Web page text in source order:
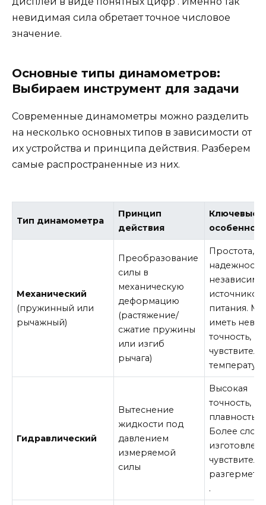
невидимая сила обретает точное числовое
значение.
Основные типы динамометров:
Выбираем инструмент для задачи
Современные динамометры можно разделить
на несколько основных типов в зависимости от
их устройства и принципа действия. Разберем
самые распространенные из них.
Тип динамометра
Принцип
действия
Ключевые
Механический
(пружинный или
рычажный)
Преобразование
силы в
механическую
деформацию
(растяжение/
сжатие пружины
или изгиб
рычага)
Простота,
надежность,
источников
питания.
иметь
точность,
Гидравлический
Вытеснение
жидкости под
давлением
измеряемой
силы
Высокая
точность,
плавность
Более
.